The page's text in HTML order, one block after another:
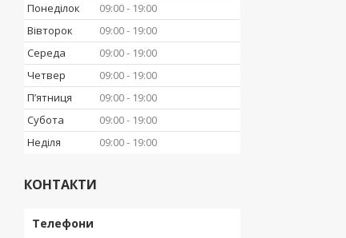
Понеділок 09:00
19:00
Вівторок
09:00
19:00
Середа
09:00
19:00
Четвер
09:00
19:00
Пʼятниця
09:00
19:00
Субота
09:00
19:00
Неділя
09:00 19:00
КОНТАКТИ